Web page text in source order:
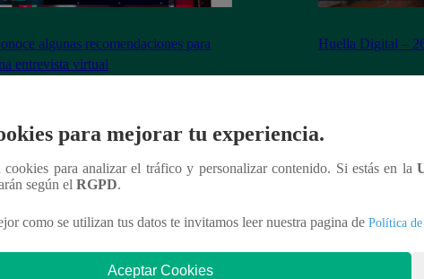
algunas recomendaciones para
entrevista virtual
Huella Digital –
para mejorar tu experiencia.
para analizar el tráfico y personalizar contenido. Si estás en la
según el RGPD.
como se utilizan tus datos te invitamos leer nuestra pagina de Política
Aceptar Cookies